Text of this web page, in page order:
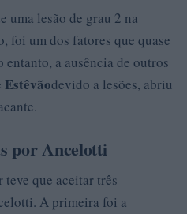
uma lesão de grau 2 na
foi um dos fatores que quase
a ausência de outros
Estêvãodevido a lesões, abriu
por Ancelotti
teve que aceitar três
A primeira foi a